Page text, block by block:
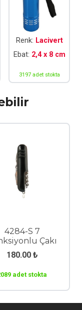
Renk: Lacivert
Ebat: 2,4 x 8 cm
3197 adet stokta
4284-S 7
Çakı
180.00 ₺
adet stokta